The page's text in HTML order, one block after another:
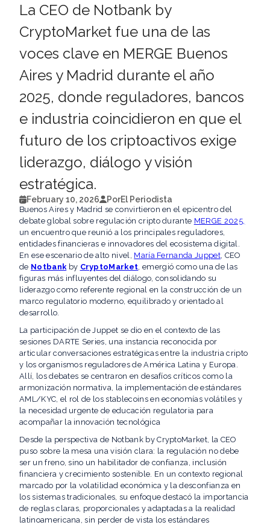
La CEO de Notbank by
CryptoMarket fue una de las
voces clave en MERGE Buenos
Aires y Madrid durante el año
2025, donde reguladores, bancos
e industria coincidieron en que el
futuro de los criptoactivos exige
liderazgo, diálogo y visión
estratégica.
February 10, 2026 PorEl Periodista
Buenos Aires y Madrid se convirtieron en el epicentro del
debate global sobre regulación cripto durante MERGE 2025,
un encuentro que reunió a los principales reguladores,
entidades financieras e innovadores del ecosistema digital.
En ese escenario de alto nivel, María Fernanda Juppet, CEO
de Notbank by CryptoMarket , emergió como una de las
figuras más influyentes del diálogo, consolidando su
liderazgo como referente regional en la construcción de un
marco regulatorio moderno, equilibrado y orientado al
desarrollo.
La participación de Juppet se dio en el contexto de las
sesiones DARTE Series, una instancia reconocida por
articular conversaciones estratégicas entre la industria cripto
y los organismos reguladores de América Latina y Europa.
Allí, los debates se centraron en desafíos críticos como la
armonización normativa, la implementación de estándares
AML/KYC, el rol de los stablecoins en economías volátiles y
la necesidad urgente de educación regulatoria para
acompañar la innovación tecnológica
Desde la perspectiva de Notbank by CryptoMarket, la CEO
puso sobre la mesa una visión clara: la regulación no debe
ser un freno, sino un habilitador de confianza, inclusión
financiera y crecimiento sostenible. En un contexto regional
marcado por la volatilidad económica y la desconfianza en
los sistemas tradicionales, su enfoque destacó la importancia
de reglas claras, proporcionales y adaptadas a la realidad
latinoamericana, sin perder de vista los estándares